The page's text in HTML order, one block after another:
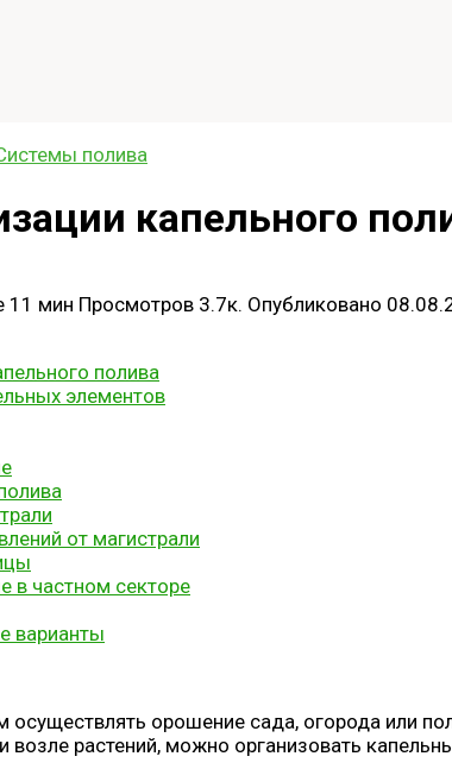
полива
капельного
11 мин Просмотров 3.7к. Опубликовано
полива
элементов
от магистрали
в частном секторе
варианты
осуществлять орошение сада, огорода или
растений, можно организовать